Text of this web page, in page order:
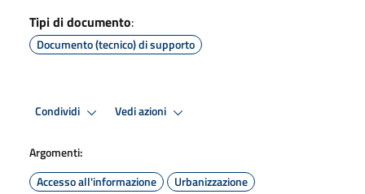
Tipi di documento:
Documento (tecnico) di supporto
Condividi Vedi azioni
Argomenti:
Accesso all'informazione
Urbanizzazione